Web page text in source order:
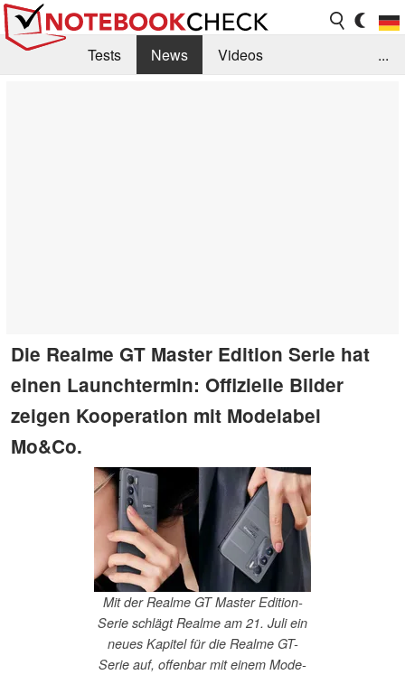
Tests News
Videos
...
Die Realme GT Master Edition Serie hat
einen Launchtermin: Offizielle Bilder
zeigen Kooperation mit Modelabel
Mo&Co.
Mit der Realme GT Master Edition-
Serie schlägt Realme am 21. Juli ein
neues Kapitel für die Realme GT-
Serie auf, offenbar mit einem Mode-